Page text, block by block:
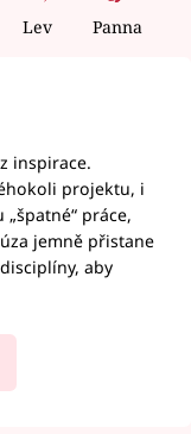
Lev Panna
inspirace.
projektu, i
práce,
jemně přistane
aby